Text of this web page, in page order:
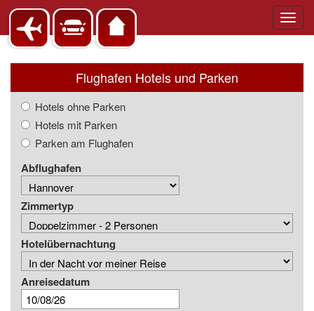
Flughafen Hotels und Parken
Hotels ohne Parken
Hotels mit Parken
Parken am Flughafen
Abflughafen
Zimmertyp
Hotelübernachtung
Anreisedatum